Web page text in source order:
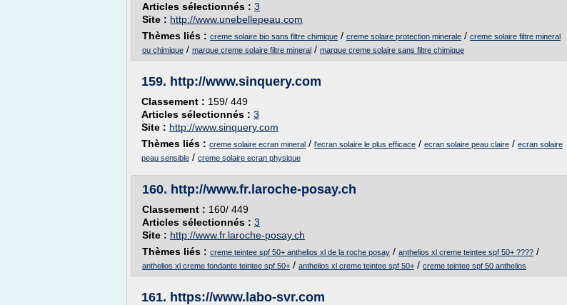
Articles sélectionnés : 3
Site : http://www.unebellepeau.com
Thèmes liés : creme solaire bio sans filtre chimique / creme solaire protection minerale / creme solaire filtre mineral
ou chimique / marque creme solaire filtre mineral / marque creme solaire sans filtre chimique
159. http://www.sinquery.com
Classement : 159/ 449
Articles sélectionnés : 3
Site : http://www.sinquery.com
Thèmes liés : creme solaire ecran mineral / l'ecran solaire le plus efficace / ecran solaire peau claire / ecran solaire
peau sensible / creme solaire ecran physique
160. http://www.fr.laroche-posay.ch
Classement : 160/ 449
Articles sélectionnés : 3
Site : http://www.fr.laroche-posay.ch
Thèmes liés : creme teintee spf 50+ anthelios xl de la roche posay / anthelios xl creme teintee spf 50+ ???? /
anthelios xl creme fondante teintee spf 50+ / anthelios xl creme teintee spf 50+ / creme teintee spf 50 anthelios
161. https://www.labo-svr.com